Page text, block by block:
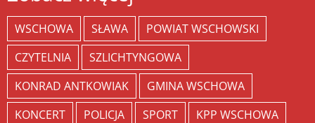
WSCHOWA SŁAWA
POWIAT WSCHOWSKI
CZYTELNIA
SZLICHTYNGOWA
KONRAD ANTKOWIAK
GMINA WSCHOWA
KONCERT
POLICJA SPORT
KPP WSCHOWA